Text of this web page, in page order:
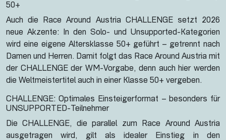
50+
Auch die Race Around Austria CHALLENGE setzt 2026
neue Akzente: In den Solo- und Unsupported-Kategorien
wird eine eigene Altersklasse 50+ geführt – getrennt nach
Damen und Herren. Damit folgt das Race Around Austria mit
der CHALLENGE der WM-Vorgabe, denn auch hier werden
die Weltmeistertitel auch in einer Klasse 50+ vergeben.
CHALLENGE: Optimales Einsteigerformat – besonders für
UNSUPPORTED-Teilnehmer
Die CHALLENGE, die parallel zum Race Around Austria
ausgetragen wird, gilt als idealer Einstieg in den